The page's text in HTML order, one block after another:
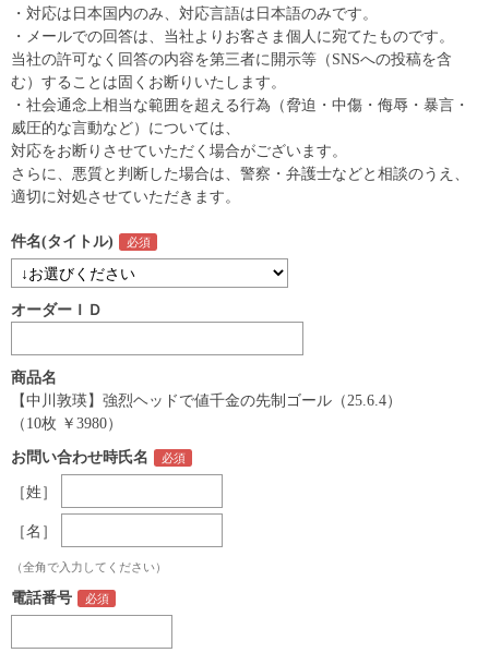
・対応は日本国内のみ、対応言語は日本語のみです。
・メールでの回答は、当社よりお客さま個人に宛てたものです。
当社の許可なく回答の内容を第三者に開示等（SNSへの投稿を含
む）することは固くお断りいたします。
・社会通念上相当な範囲を超える行為（脅迫・中傷・侮辱・暴言・
威圧的な言動など）については、
対応をお断りさせていただく場合がございます。
さらに、悪質と判断した場合は、警察・弁護士などと相談のうえ、
適切に対処させていただきます。
件名(タイトル)
オーダーＩＤ
商品名
【中川敦瑛】強烈ヘッドで値千金の先制ゴール（25.6.4）
（10枚 ￥3980）
お問い合わせ時氏名
［姓］
［名］
（全角で入力してください）
電話番号